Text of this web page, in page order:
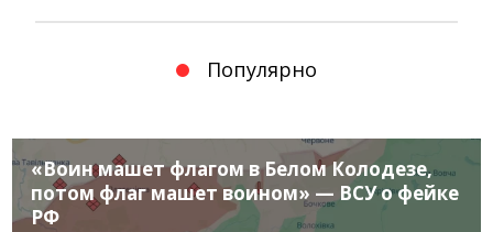
Популярно
«Воин машет флагом в Белом Колодезе,
потом флаг машет воином» — ВСУ о фейке
РФ